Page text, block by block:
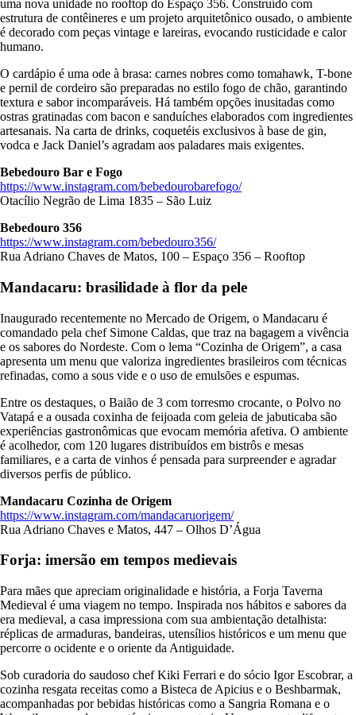
uma nova unidade no rooftop do Espaço 356. Construído com
estrutura de contêineres e um projeto arquitetônico ousado, o ambiente
é decorado com peças vintage e lareiras, evocando rusticidade e calor
humano.
O cardápio é uma ode à brasa: carnes nobres como tomahawk, T-bone
e pernil de cordeiro são preparadas no estilo fogo de chão, garantindo
textura e sabor incomparáveis. Há também opções inusitadas como
ostras gratinadas com bacon e sanduíches elaborados com ingredientes
artesanais. Na carta de drinks, coquetéis exclusivos à base de gin,
vodca e Jack Daniel’s agradam aos paladares mais exigentes.
Bebedouro Bar e Fogo
https://www.instagram.com/bebedourobarefogo/
Otacílio Negrão de Lima 1835 – São Luiz
Bebedouro 356
https://www.instagram.com/bebedouro356/
Rua Adriano Chaves de Matos, 100 – Espaço 356 – Rooftop
Mandacaru: brasilidade à flor da pele
Inaugurado recentemente no Mercado de Origem, o Mandacaru é
comandado pela chef Simone Caldas, que traz na bagagem a vivência
e os sabores do Nordeste. Com o lema “Cozinha de Origem”, a casa
apresenta um menu que valoriza ingredientes brasileiros com técnicas
refinadas, como a sous vide e o uso de emulsões e espumas.
Entre os destaques, o Baião de 3 com torresmo crocante, o Polvo no
Vatapá e a ousada coxinha de feijoada com geleia de jabuticaba são
experiências gastronômicas que evocam memória afetiva. O ambiente
é acolhedor, com 120 lugares distribuídos em bistrôs e mesas
familiares, e a carta de vinhos é pensada para surpreender e agradar
diversos perfis de público.
Mandacaru Cozinha de Origem
https://www.instagram.com/mandacaruorigem/
Rua Adriano Chaves e Matos, 447 – Olhos D’Água
Forja: imersão em tempos medievais
Para mães que apreciam originalidade e história, a Forja Taverna
Medieval é uma viagem no tempo. Inspirada nos hábitos e sabores da
era medieval, a casa impressiona com sua ambientação detalhista:
réplicas de armaduras, bandeiras, utensílios históricos e um menu que
percorre o ocidente e o oriente da Antiguidade.
Sob curadoria do saudoso chef Kiki Ferrari e do sócio Igor Escobrar, a
cozinha resgata receitas como a Bisteca de Apicius e o Beshbarmak,
acompanhadas por bebidas históricas como a Sangria Romana e o